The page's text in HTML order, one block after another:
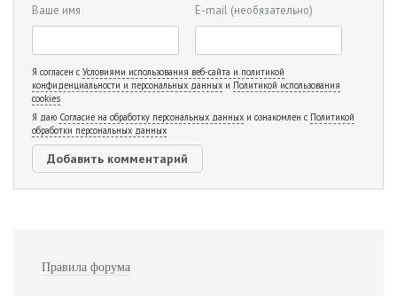
Ваше имя E-mail (необязательно)
Я согласен с Условиями использования веб-сайта и политикой
конфиденциальности и персональных данных и Политикой использования
cookies
Я даю Согласие на обработку персональных данных и ознакомлен с Политикой
обработки персональных данных
Правила форума